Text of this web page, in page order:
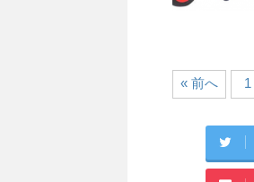
« 前へ 1